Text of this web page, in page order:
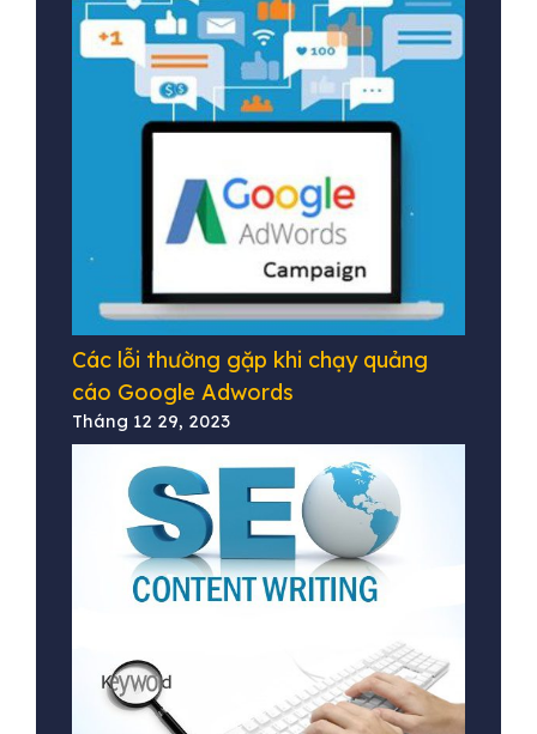
Các lỗi thường gặp khi chạy quảng
cáo Google Adwords
Tháng 12 29, 2023